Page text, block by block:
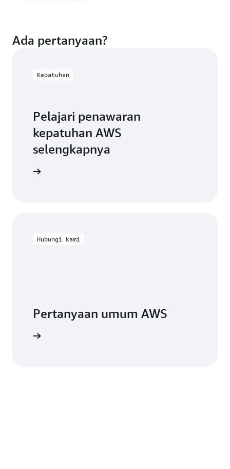
Ada pertanyaan?
Kepatuhan
Pelajari penawaran
kepatuhan AWS
selengkapnya
Hubungi kami
Pertanyaan umum AWS